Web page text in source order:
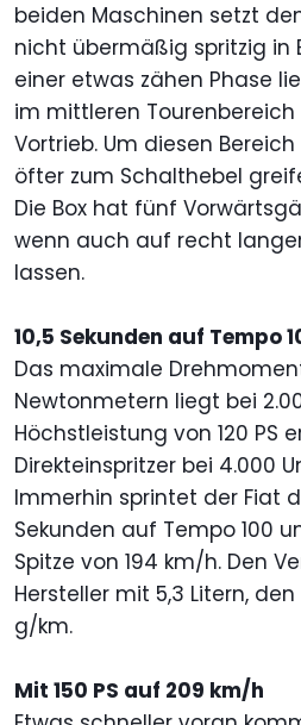
beiden Maschinen setzt
nicht übermäßig spritzig in
einer etwas zähen Phase
im mittleren
Vortrieb. Um diesen
öfter zum Schalthebel
Die Box hat fünf
wenn auch auf recht
lassen.
10,5 Sekunden auf Tempo
Das maximale
Newtonmetern liegt bei
Höchstleistung von 120 PS
Direkteinspritzer bei 4.000
Immerhin sprintet der Fiat
Sekunden auf Tempo 100
Spitze von 194 km/h. Den
Hersteller mit 5,3 Litern,
g/km.
Mit 150 PS auf 209 km/h